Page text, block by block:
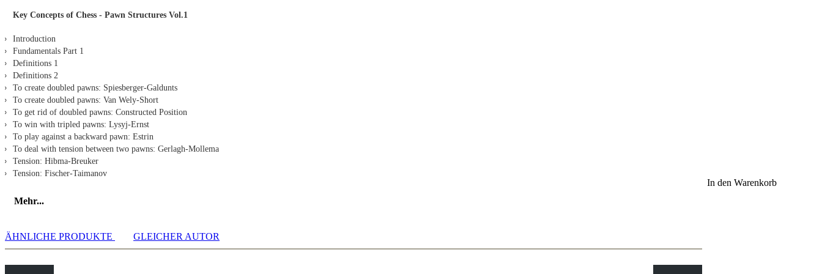
Key Concepts of Chess - Pawn Structures Vol.1
Introduction
Fundamentals Part 1
Definitions 1
Definitions 2
To create doubled pawns: Spiesberger-Galdunts
To create doubled pawns: Van Wely-Short
To get rid of doubled pawns: Constructed Position
To win with tripled pawns: Lysyj-Ernst
To play against a backward pawn: Estrin
To deal with tension between two pawns: Gerlagh-Mollema
Tension: Hibma-Breuker
Tension: Fischer-Taimanov
Fundamentals Part 2
Capture off the center Topalov-Van Wely
Capture off the center: Gershon-Shinkevich
Mehr...
In den Warenkorb
ÄHNLICHE PRODUKTE GLEICHER AUTOR